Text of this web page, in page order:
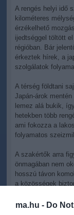
ma.hu - Do
A rengés helyi idő
kilométeres
érzékelhető
ijedtséggel töltött
régióban. Bár
érkeztek hírek, a
szolgálatok
A térség földtani
Japán-árok
lemez alá bukik,
hetekben több
ami fokozza a
folyamatos
A szakértők arra
önmagában nem
hosszú távon
a közösségek
követnie kell a